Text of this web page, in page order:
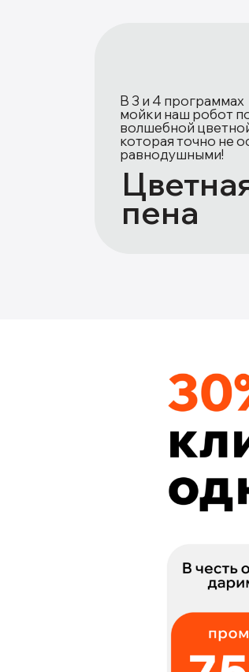
В 3 и 4 программах
мойки наш робот
волшебной
которая точно не
равнодушными!
пена